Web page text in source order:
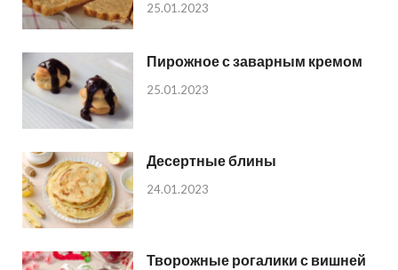
25.01.2023
Пирожное с заварным кремом
25.01.2023
Десертные блины
24.01.2023
Творожные рогалики с вишней